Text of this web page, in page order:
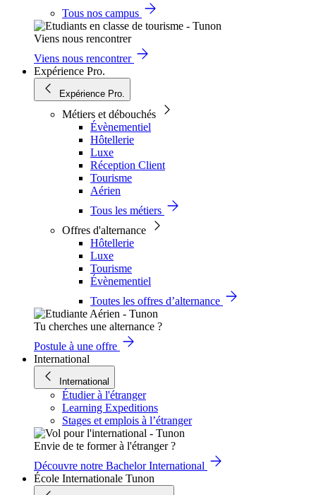
Tous nos campus
Viens nous rencontrer
Viens nous rencontrer
Expérience Pro.
Expérience Pro.
Métiers et débouchés
Évènementiel
Hôtellerie
Luxe
Réception Client
Tourisme
Aérien
Tous les métiers
Offres d'alternance
Hôtellerie
Luxe
Tourisme
Évènementiel
Toutes les offres d’alternance
Tu cherches une alternance ?
Postule à une offre
International
International
Étudier à l'étranger
Learning Expeditions
Stages et emplois à l’étranger
Envie de te former à l'étranger ?
Découvre notre Bachelor International
École Internationale Tunon